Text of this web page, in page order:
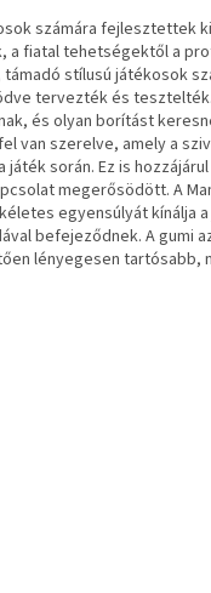
számára fejlesztettek
a fiatal tehetségektől a
stílusú játékosok
tervezték és
és olyan borítást
van szerelve, amely a
során. Ez is
megerősödött. A
egyensúlyát kínálja
befejeződnek. A gumi
lényegesen tartósabb,